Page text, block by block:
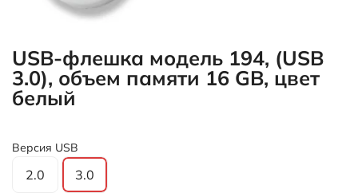
USB-флешка модель 194, (USB
3.0), объем памяти 16 GB, цвет
белый
Версия USB
2.0 3.0